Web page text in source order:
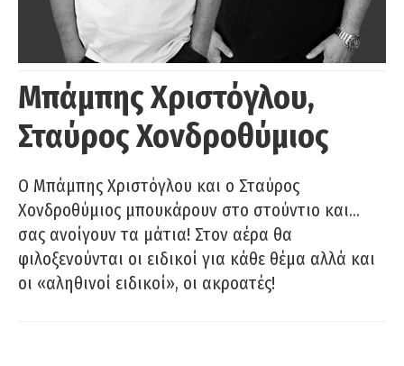
Μπάμπης Χριστόγλου,
Σταύρος Χονδροθύμιος
O Μπάμπης Χριστόγλου και ο Σταύρος
Χονδροθύμιος μπουκάρουν στο στούντιο και…
σας ανοίγουν τα μάτια! Στον αέρα θα
φιλοξενούνται οι ειδικοί για κάθε θέμα αλλά και
οι «αληθινοί ειδικοί», οι ακροατές!